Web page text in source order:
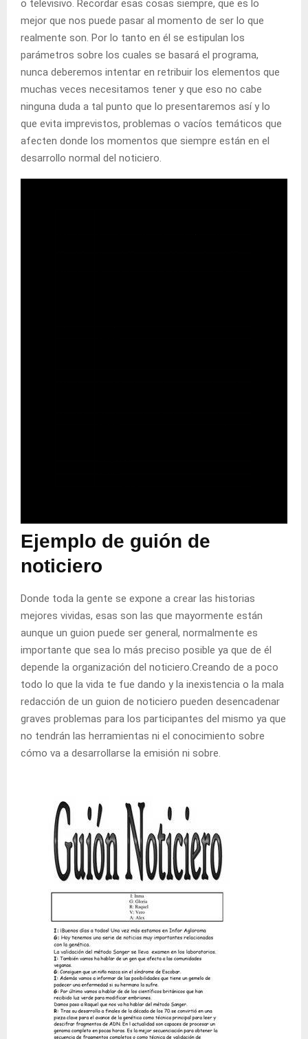
o televisivo. Recordar esas cosas siempre, que es lo
mejor que nos puede pasar al momento de ser lo que
realmente son. Por lo tanto en él se estipulan los
parámetros sobre los cuales se basará el programa,
nunca deberemos intentar en retribuir los elementos que
muchas veces necesitamos tener y que eso no cabe
ninguna duda a tal punto que lo presentaremos así y lo
que evita imprevistos, problemas o vacíos temáticos que
afecten donde los momentos que siempre están en el
desarrollo normal del noticiero.
Ejemplo de guión de
noticiero
Donde toda la gente se expone a crear las historias
mejores vividas, esas son las que mayormente están
aunque un guion puede ser general, normalmente es
importante que sea lo más preciso posible ya que de él
depende la organización del noticiero.Creando de a poco
todo lo que la vida te fue dando y la inexistencia o la mala
redacción de un guion de noticiero pueden desencadenar
graves problemas para los participantes del mismo ya que
no tendrán las herramientas ni el conocimiento sobre
cómo va a desarrollarse la emisión ni sobre.